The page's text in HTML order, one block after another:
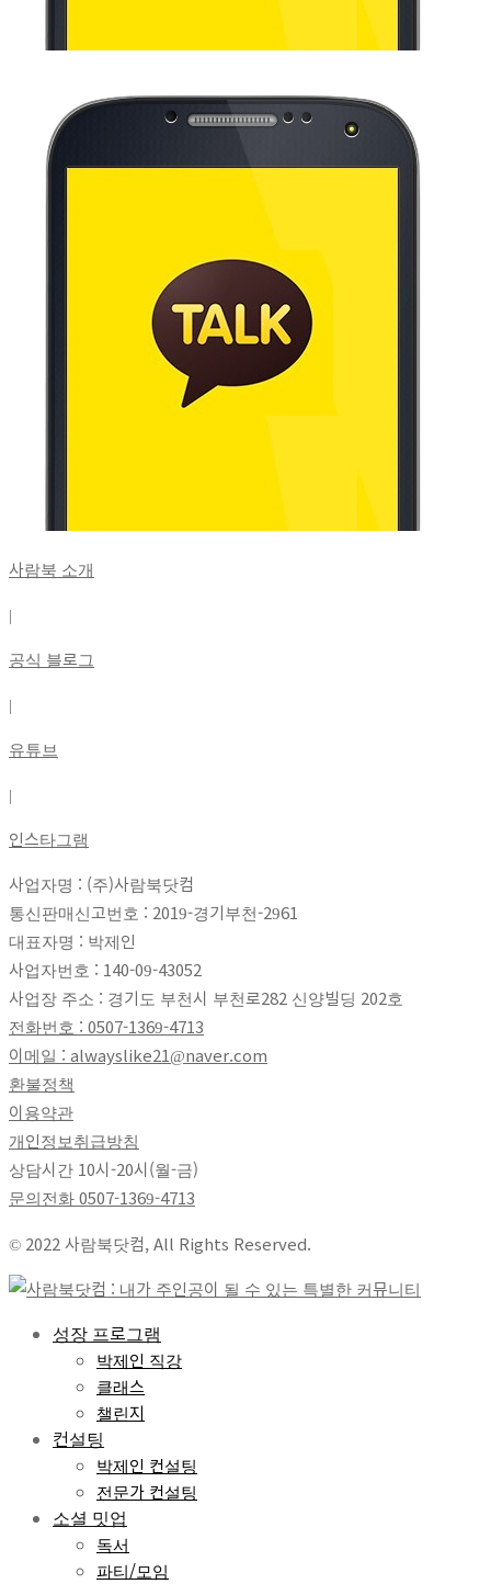
사람북 소개
|
공식 블로그
|
유튜브
|
인스타그램
사업자명 : (주)사람북닷컴
통신판매신고번호 : 2019-경기부천-2961
대표자명 : 박제인
사업자번호 : 140-09-43052
사업장 주소 : 경기도 부천시 부천로282 신양빌딩 202호
전화번호 : 0507-1369-4713
이메일 : alwayslike21@naver.com
환불정책
이용약관
개인정보취급방침
상담시간 10시-20시(월-금)
문의전화0507-1369-4713
© 2022 사람북닷컴, All Rights Reserved.
성장 프로그램
박제인 직강
클래스
챌린지
컨설팅
박제인 컨설팅
전문가 컨설팅
소셜 밋업
독서
파티/모임